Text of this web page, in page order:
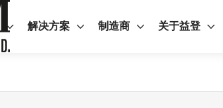
解决方案 制造商 关于益登